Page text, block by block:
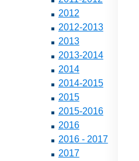
2012
2012-2013
2013
2013-2014
2014
2014-2015
2015
2015-2016
2016
2016 - 2017
2017